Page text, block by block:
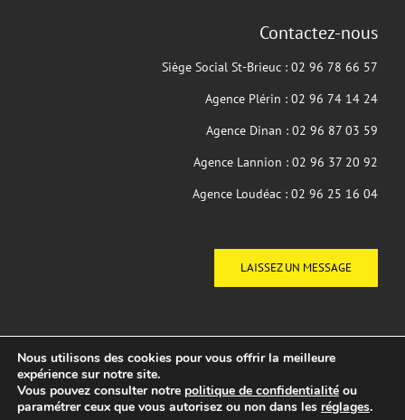
Contactez-nous
Siège Social St-Brieuc : 02 96 78 66 57
Agence Plérin : 02 96 74 14 24
Agence Dinan : 02 96 87 03 59
Agence Lannion : 02 96 37 20 92
Agence Loudéac : 02 96 25 16 04
LAISSEZ UN MESSAGE
© 2016-2026 Maisons BERCI |Mentions légales|Politique de
confidentialité| Conception du site :Clément Droff
Nous utilisons des cookies pour vous offrir la meilleure
expérience sur notre site.
Vous pouvez consulter notre politique de confidentialité ou
paramétrer ceux que vous autorisez ou non dans les réglages.